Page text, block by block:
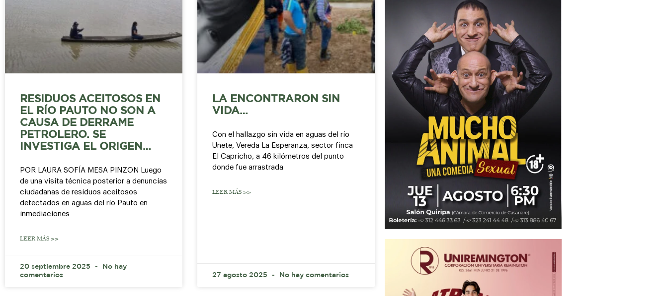
RESIDUOS ACEITOSOS EN
EL RÍO PAUTO NO SON A
CAUSA DE DERRAME
PETROLERO. SE
INVESTIGA EL ORIGEN…
POR LAURA SOFÍA MESA PINZON Luego
de una visita técnica posterior a denuncias
ciudadanas de residuos aceitosos
detectados en aguas del río Pauto en
inmediaciones
LEER MÁS >>
20 septiembre 2025
No hay
comentarios
LA ENCONTRARON SIN
VIDA…
Con el hallazgo sin vida en aguas del río
Unete, Vereda La Esperanza, sector finca
El Capricho, a 46 kilómetros del punto
donde fue arrastrada
LEER MÁS >>
27 agosto 2025 No hay comentarios